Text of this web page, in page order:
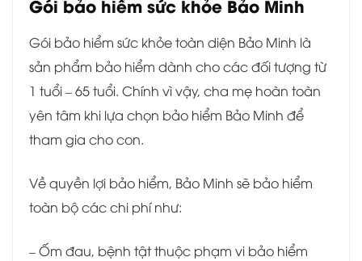
Gói bảo hiểm sức khỏe Bảo Minh
Gói bảo hiểm sức khỏe toàn diện Bảo Minh là
sản phẩm bảo hiểm dành cho các đối tượng từ
1 tuổi – 65 tuổi. Chính vì vậy, cha mẹ hoàn toàn
yên tâm khi lựa chọn bảo hiểm Bảo Minh để
tham gia cho con.
Về quyền lợi bảo hiểm, Bảo Minh sẽ bảo hiểm
toàn bộ các chi phí như:
– Ốm đau, bệnh tật thuộc phạm vi bảo hiểm